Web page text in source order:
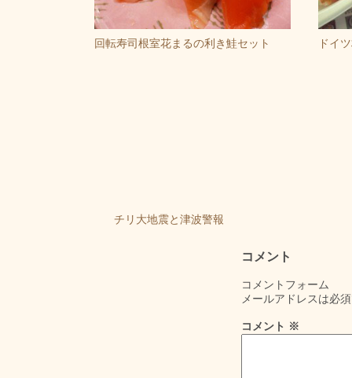
回転寿司根室花まるの利き鮭セット ドイ
チリ大地震と津波警報
コメント
コメントフォーム
メールアドレスは必
コメント ※